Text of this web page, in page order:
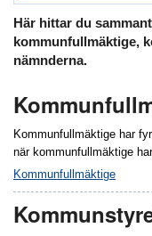
Här hittar du
kommunfullmäktige,
nämnderna.
Kommunfullmäktige har
när kommunfullmäktige
Kommunfullmäktige